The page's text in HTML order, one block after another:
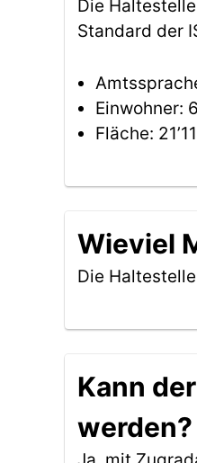
Die
Standard der
Einwohner:
Fläche:
Wieviel
Die
Kann
werden?